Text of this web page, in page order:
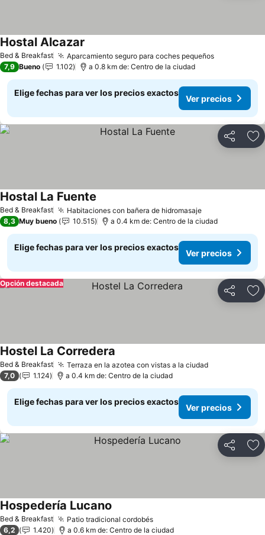
Bed & Breakfast Aparcamiento seguro para coches pequeñosVer precios
Hostal Alcazar
7,9 Bueno 1.102 a 0.8 km de: Centro de la ciudad
Elige fechas para ver los precios exactos
Ver precios
Compartir
Bed & Breakfast Habitaciones con bañera de hidromasajeVer precios
Hostal La Fuente
8,3 Muy bueno 10.515 a 0.4 km de: Centro de la ciudad
Elige fechas para ver los precios exactos
Ver precios
Compartir
Opción destacada
Bed & Breakfast Terraza en la azotea con vistas a la ciudadVer precios
Hostel La Corredera
7,0 1.124 a 0.4 km de: Centro de la ciudad
Elige fechas para ver los precios exactos
Ver precios
Compartir
Bed & Breakfast Patio tradicional cordobésVer precios
Hospedería Lucano
6,2 1.420 a 0.6 km de: Centro de la ciudad